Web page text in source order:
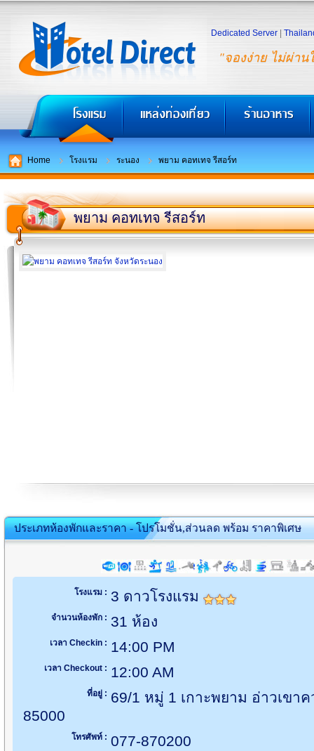
"จองง่าย ไม่ผ่าน
Dedicated Server
Home โรงแรม ระนอง พยาม คอทเทจ รีสอร์ท
พยาม คอทเทจ รีสอร์ท
ประเภทห้องพักและราคา - โปรโมชั่น,ส่วนลด พร้อม ราคาพิเศษ
โรงแรม : 3 ดาวโรงแรม
จำนวนห้องพัก : 31 ห้อง
เวลา Checkin : 14:00 PM
เวลา Checkout : 12:00 AM
ที่อยู่ : 69/1 หมู่ 1 เกาะพยาม อ่าวเขาค
85000
โทรศัพท์ : 077-870200